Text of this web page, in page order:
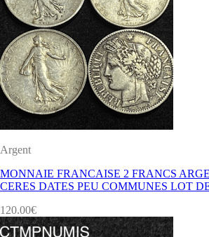
Argent
MONNAIE FRANCAISE 2 FRANCS
CERES DATES PEU COMMUNES LOT
120.00€